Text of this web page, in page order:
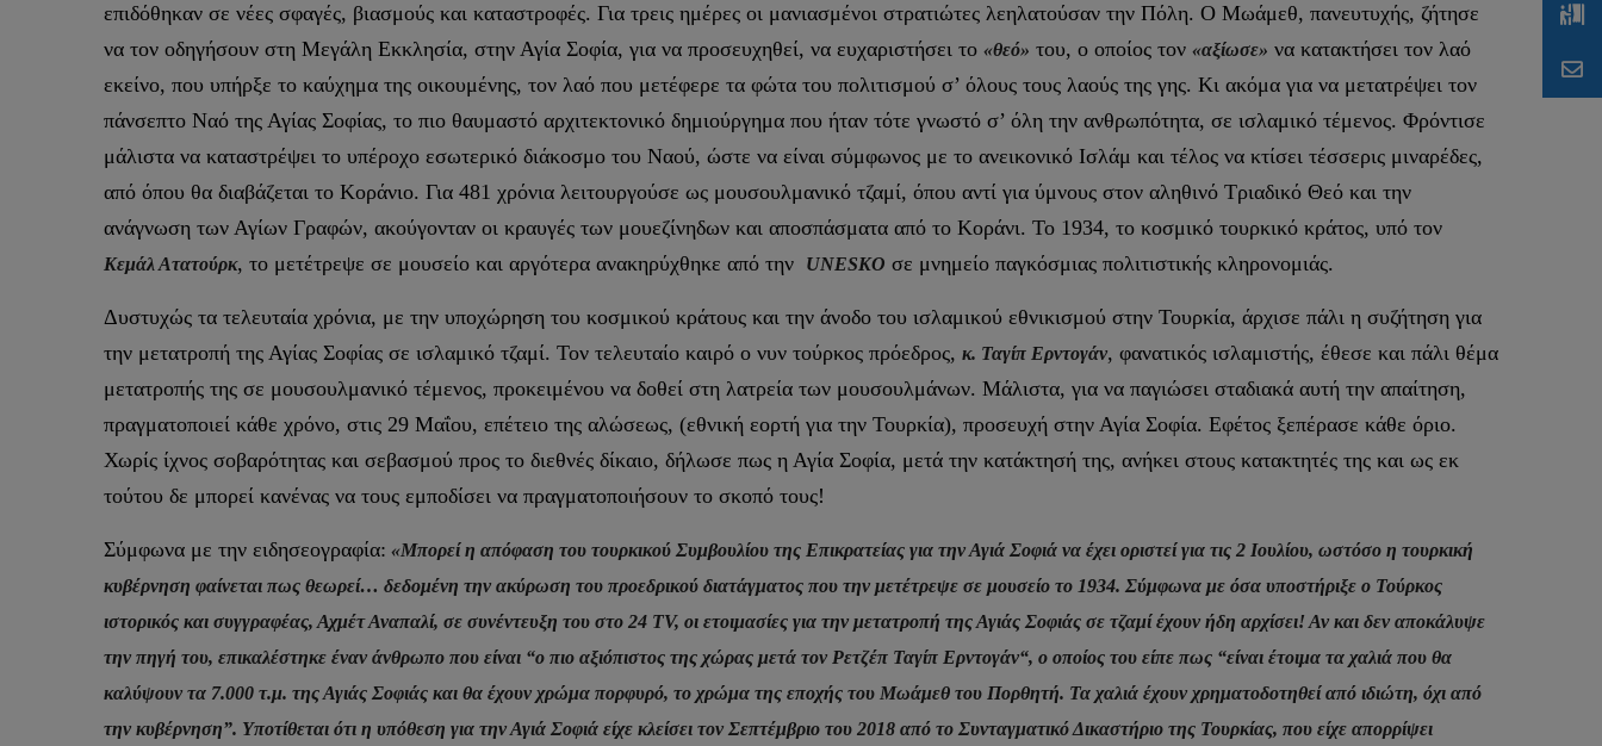
επιδόθηκαν σε νέες σφαγές, βιασμούς και καταστροφές. Για τρεις ημέρες οι μανιασμένοι στρατιώτες λεηλατούσαν την Πόλη. Ο Μωάμεθ, πανευτυχής, ζήτησε
να τον οδηγήσουν στη Μεγάλη Εκκλησία, στην Αγία Σοφία, για να προσευχηθεί, να ευχαριστήσει το «θεό» του, ο οποίος τον «αξίωσε» να κατακτήσει τον λαό
εκείνο, που υπήρξε το καύχημα της οικουμένης, τον λαό που μετέφερε τα φώτα του πολιτισμού σ’ όλους τους λαούς της γης. Κι ακόμα για να μετατρέψει τον
πάνσεπτο Ναό της Αγίας Σοφίας, το πιο θαυμαστό αρχιτεκτονικό δημιούργημα που ήταν τότε γνωστό σ’ όλη την ανθρωπότητα, σε ισλαμικό τέμενος. Φρόντισε
μάλιστα να καταστρέψει το υπέροχο εσωτερικό διάκοσμο του Ναού, ώστε να είναι σύμφωνος με το ανεικονικό Ισλάμ και τέλος να κτίσει τέσσερις μιναρέδες,
από όπου θα διαβάζεται το Κοράνιο. Για 481 χρόνια λειτουργούσε ως μουσουλμανικό τζαμί, όπου αντί για ύμνους στον αληθινό Τριαδικό Θεό και την
ανάγνωση των Αγίων Γραφών, ακούγονταν οι κραυγές των μουεζίνηδων και αποσπάσματα από το Κοράνι. Το 1934, το κοσμικό τουρκικό κράτος, υπό τον
Κεμάλ Ατατούρκ, το μετέτρεψε σε μουσείο και αργότερα ανακηρύχθηκε από την UNESKO σε μνημείο παγκόσμιας πολιτιστικής κληρονομιάς.
Δυστυχώς τα τελευταία χρόνια, με την υποχώρηση του κοσμικού κράτους και την άνοδο του ισλαμικού εθνικισμού στην Τουρκία, άρχισε πάλι η συζήτηση για
την μετατροπή της Αγίας Σοφίας σε ισλαμικό τζαμί. Τον τελευταίο καιρό ο νυν τούρκος πρόεδρος, κ. Ταγίπ Ερντογάν, φανατικός ισλαμιστής, έθεσε και πάλι θέμα
μετατροπής της σε μουσουλμανικό τέμενος, προκειμένου να δοθεί στη λατρεία των μουσουλμάνων. Μάλιστα, για να παγιώσει σταδιακά αυτή την απαίτηση,
πραγματοποιεί κάθε χρόνο, στις 29 Μαΐου, επέτειο της αλώσεως, (εθνική εορτή για την Τουρκία), προσευχή στην Αγία Σοφία. Εφέτος ξεπέρασε κάθε όριο.
Χωρίς ίχνος σοβαρότητας και σεβασμού προς το διεθνές δίκαιο, δήλωσε πως η Αγία Σοφία, μετά την κατάκτησή της, ανήκει στους κατακτητές της και ως εκ
τούτου δε μπορεί κανένας να τους εμποδίσει να πραγματοποιήσουν το σκοπό τους!
Σύμφωνα με την ειδησεογραφία: «Μπορεί η απόφαση του τουρκικού Συμβουλίου της Επικρατείας για την Αγιά Σοφιά να έχει οριστεί για τις 2 Ιουλίου, ωστόσο η τουρκική
κυβέρνηση φαίνεται πως θεωρεί… δεδομένη την ακύρωση του προεδρικού διατάγματος που την μετέτρεψε σε μουσείο το 1934. Σύμφωνα με όσα υποστήριξε ο Τούρκος
ιστορικός και συγγραφέας, Αχμέτ Αναπαλί, σε συνέντευξη του στο 24 TV, οι ετοιμασίες για την μετατροπή της Αγιάς Σοφιάς σε τζαμί έχουν ήδη αρχίσει! Αν και δεν αποκάλυψε
την πηγή του, επικαλέστηκε έναν άνθρωπο που είναι “ο πιο αξιόπιστος της χώρας μετά τον Ρετζέπ Ταγίπ Ερντογάν“, ο οποίος του είπε πως “είναι έτοιμα τα χαλιά που θα
καλύψουν τα 7.000 τ.μ. της Αγιάς Σοφιάς και θα έχουν χρώμα πορφυρό, το χρώμα της εποχής του Μωάμεθ του Πορθητή. Τα χαλιά έχουν χρηματοδοτηθεί από ιδιώτη, όχι από
την κυβέρνηση”. Υποτίθεται ότι η υπόθεση για την Αγιά Σοφιά είχε κλείσει τον Σεπτέμβριο του 2018 από το Συνταγματικό Δικαστήριο της Τουρκίας, που είχε απορρίψει